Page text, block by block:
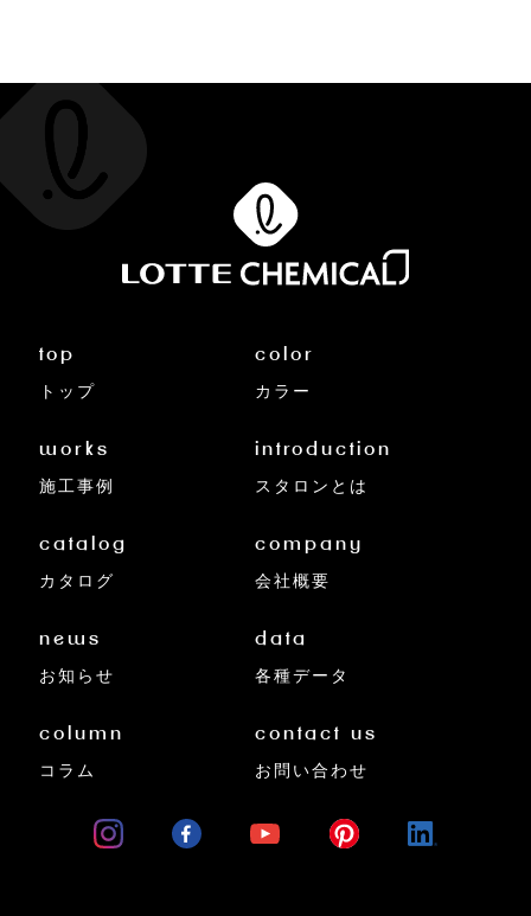
top
トップ
color
カラー
works
施工事例
introduction
スタロンとは
catalog
カタログ
company
会社概要
news
お知らせ
data
各種データ
column
コラム
contact us
お問い合わせ